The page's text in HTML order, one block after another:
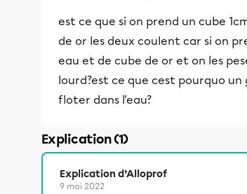
est ce que si on prend un cube
de or les deux coulent car si on
eau et de cube de or et on les
lourd?est ce que cest pourquo
floter dans l'eau?
Explication (1)
Explication d’Alloprof
9 mai 2022